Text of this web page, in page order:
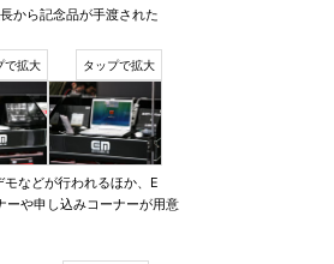
から記念品が手渡された
などが行われるほか、E
ーや申し込みコーナーが用意